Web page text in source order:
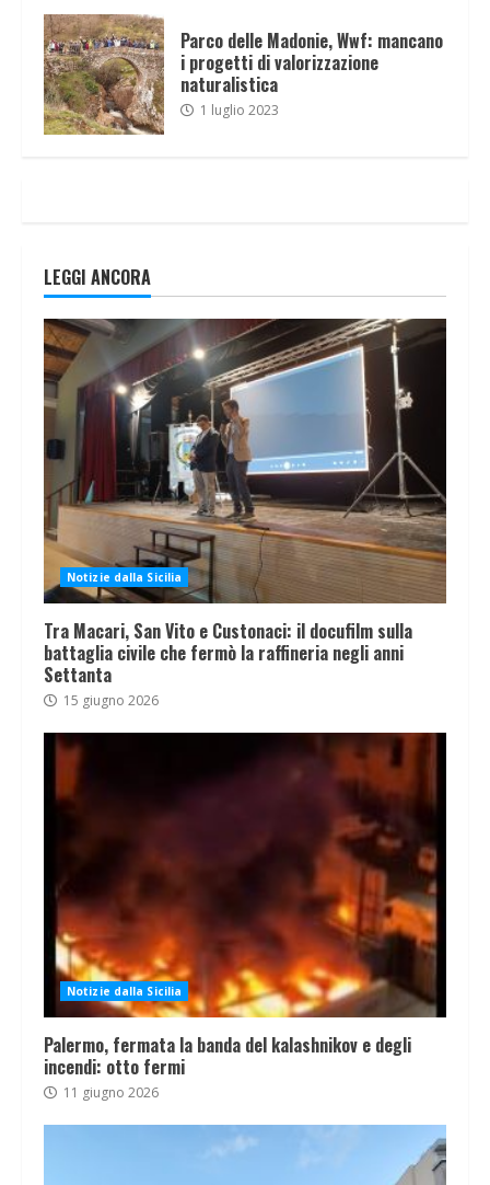
Parco delle Madonie, Wwf: mancano
i progetti di valorizzazione
naturalistica
1 luglio 2023
LEGGI ANCORA
Notizie dalla Sicilia
Tra Macari, San Vito e Custonaci: il docufilm sulla
battaglia civile che fermò la raffineria negli anni
Settanta
15 giugno 2026
Notizie dalla Sicilia
Palermo, fermata la banda del kalashnikov e degli
incendi: otto fermi
11 giugno 2026